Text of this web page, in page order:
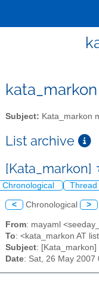
Subject: Kata_markon
List archive
[Kata_markon]
Chronological Thread
< Chronological >
From: mayaml
To: <kata_markon AT
Subject: [Kata_markon]
Date: Sat, 26 May 2007